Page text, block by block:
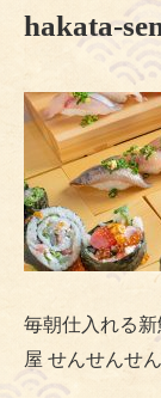
hakata-
毎朝仕入れる
屋 せんせんせ